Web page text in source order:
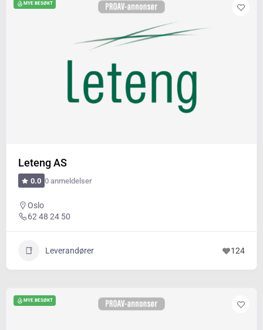
MYE BESØKT
Leteng AS
0.0 0 anmeldelser
Oslo
62 48 24 50
Leverandører 124
MYE BESØKT